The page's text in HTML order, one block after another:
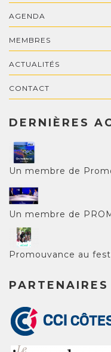
AGENDA
MEMBRES
ACTUALITÉS
CONTACT
DERNIÈRES
Un membre de
Un membre de
Promouvance au
PARTENAIRES